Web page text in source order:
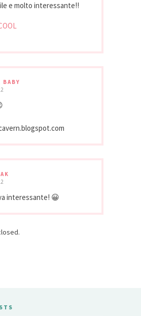
e molto interessante!!
BABY
interessante! 😀